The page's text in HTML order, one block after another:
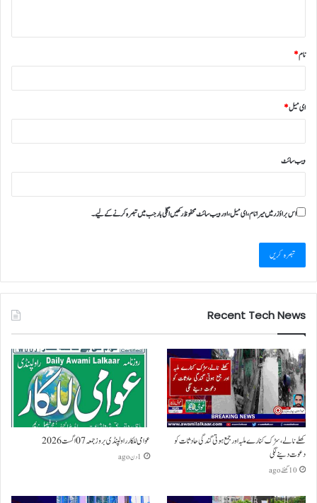
نام*
ای میل*
ویب‌ سائٹ
اس براؤزر میں میرا نام، ای میل، اور ویب سائٹ محفوظ رکھیں اگلی بار جب میں تبصرہ کرنے کےلیے۔
Recent Tech News
کھلے نالے،سڑک کنارے ملبہ اور جمع ہوتی گندگی حادثات کو
دعوت دینے لگی
10 گھنٹے ago
عوامی للکار راولپنڈی بروز جمعہ 07 اگست 2026
1 دن ago